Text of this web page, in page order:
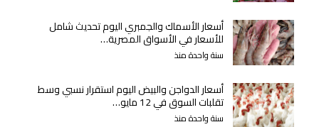
أسعار الأسماك والجمبري اليوم تحديث شامل
للأسعار في الأسواق المصرية…
سنة واحدة منذ
أسعار الدواجن والبيض اليوم استقرار نسبي وسط
تقلبات السوق في 12 مايو…
سنة واحدة منذ